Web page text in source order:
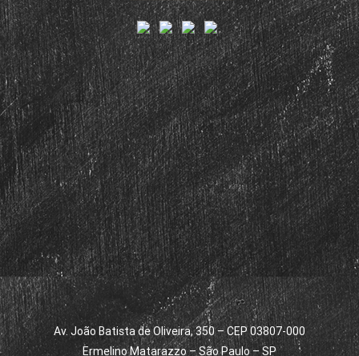
Av. João Batista de Oliveira, 350 – CEP 03807-000
Ermelino Matarazzo – São Paulo – SP